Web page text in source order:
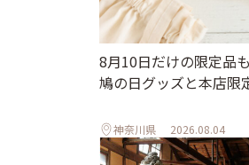
8月10日だけの限定品
鳩の日グッズと本店限
神奈川県 2026.08.04